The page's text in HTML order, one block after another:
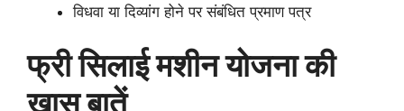
विधवा या दिव्यांग होने पर संबंधित प्रमाण पत्र
फ्री सिलाई मशीन योजना की
खास बातें